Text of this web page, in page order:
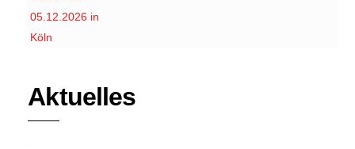
Aktuelles